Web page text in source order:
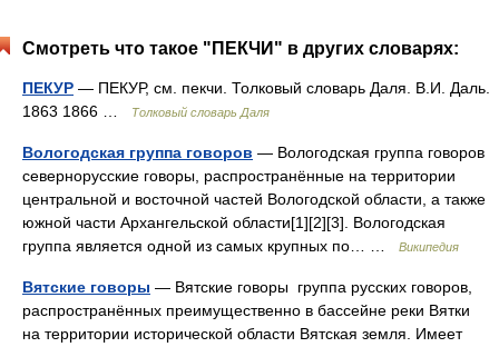
Смотреть что такое "ПЕКЧИ" в других словарях:
ПЕКУР — ПЕКУР, см. пекчи. Толковый словарь Даля. В.И. Даль.
1863 1866 …
Толковый словарь Даля
Вологодская группа говоров — Вологодская группа говоров
севернорусские говоры, распространённые на территории
центральной и восточной частей Вологодской области, а также
южной части Архангельской области[1][2][3]. Вологодская
группа является одной из самых крупных по… …
Википедия
Вятские говоры — Вятские говоры группа русских говоров,
распространённых преимущественно в бассейне реки Вятки
на территории исторической области Вятская земля. Имеет